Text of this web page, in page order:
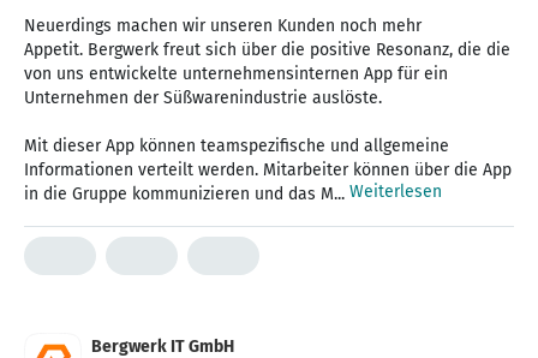
Neuerdings machen wir unseren Kunden noch mehr
Appetit. Bergwerk freut sich über die positive Resonanz, die die
von uns entwickelte unternehmensinternen App für ein
Unternehmen der Süßwarenindustrie auslöste.
Mit dieser App können teamspezifische und allgemeine
Informationen verteilt werden. Mitarbeiter können über die App
in die Gruppe kommunizieren und das M... Weiterlesen
Bergwerk IT GmbH